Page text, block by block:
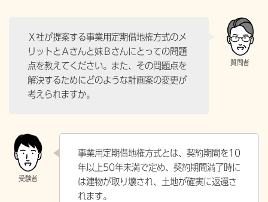
Ｘ社が提案する事業用定期借地権方式のメ
リットとＡさんと妹Ｂさんにとっての問題
点を教えてください。また、その問題点を
解決するためにどのような計画案の変更が
考えられますか。
事業用定期借地権方式とは、契約期間を10
年以上50年未満で定め、契約期間満了時に
は建物が取り壊され、土地が確実に返還さ
れます。